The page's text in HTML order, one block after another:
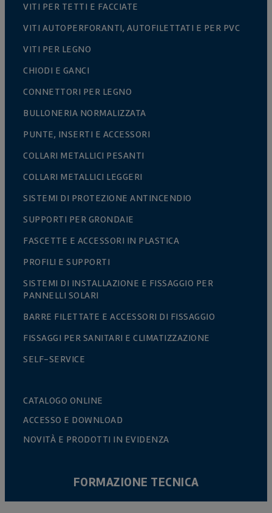
VITI PER TETTI E FACCIATE
VITI AUTOPERFORANTI, AUTOFILETTATI E PER PVC
VITI PER LEGNO
CHIODI E GANCI
CONNETTORI PER LEGNO
BULLONERIA NORMALIZZATA
PUNTE, INSERTI E ACCESSORI
COLLARI METALLICI PESANTI
COLLARI METALLICI LEGGERI
SISTEMI DI PROTEZIONE ANTINCENDIO
SUPPORTI PER GRONDAIE
FASCETTE E ACCESSORI IN PLASTICA
PROFILI E SUPPORTI
SISTEMI DI INSTALLAZIONE E FISSAGGIO PER
PANNELLI SOLARI
BARRE FILETTATE E ACCESSORI DI FISSAGGIO
FISSAGGI PER SANITARI E CLIMATIZZAZIONE
SELF-SERVICE
CATALOGO ONLINE
ACCESSO E DOWNLOAD
NOVITÀ E PRODOTTI IN EVIDENZA
FORMAZIONE TECNICA